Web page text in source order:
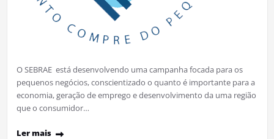
O SEBRAE está desenvolvendo uma campanha focada para os
pequenos negócios, conscientizado o quanto é importante para a
economia, geração de emprego e desenvolvimento da uma região
que o consumidor…
Ler mais